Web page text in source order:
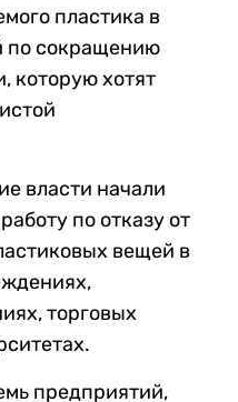
пластика в
по сокращению
которую хотят
власти начали
по отказу от
вещей в
торговых
предприятий,